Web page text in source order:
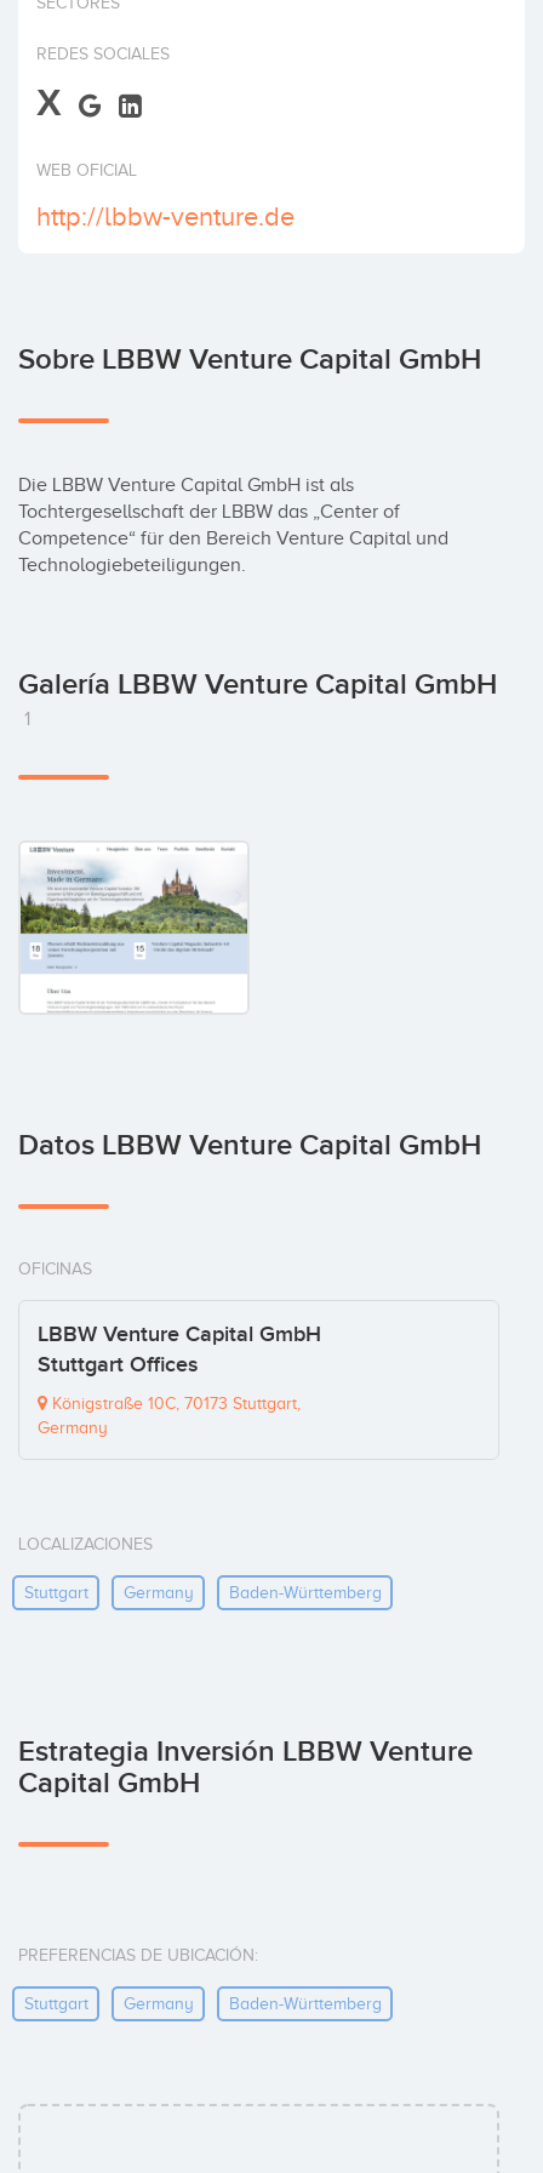
REDES SOCIALES
X
WEB OFICIAL
http://lbbw-venture.de
Sobre LBBW Venture Capital GmbH
Die LBBW Venture Capital GmbH ist als
Tochtergesellschaft der LBBW das „Center of
Competence“ für den Bereich Venture Capital und
Technologiebeteiligungen.
Galería LBBW Venture Capital GmbH
1
Datos LBBW Venture Capital GmbH
OFICINAS
LBBW Venture Capital GmbH
Stuttgart Offices
Königstraße 10C, 70173 Stuttgart,
Germany
LOCALIZACIONES
Stuttgart Germany Baden-Württemberg
Estrategia Inversión LBBW Venture
Capital GmbH
PREFERENCIAS DE UBICACIÓN:
Stuttgart Germany Baden-Württemberg